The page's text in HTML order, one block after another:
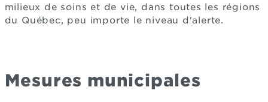
milieux de soins et de vie, dans toutes les régions
du Québec, peu importe le niveau d'alerte.
Mesures municipales